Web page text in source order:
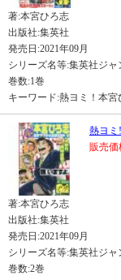
著:本宮ひろ志
出版社:集英社
発売日:2021年09月
シリーズ名等:集英社ジャ
巻数:1巻
キーワード:熱ヨミ！本
熱ヨミ
販売価
著:本宮ひろ志
出版社:集英社
発売日:2021年09月
シリーズ名等:集英社ジャ
巻数:2巻